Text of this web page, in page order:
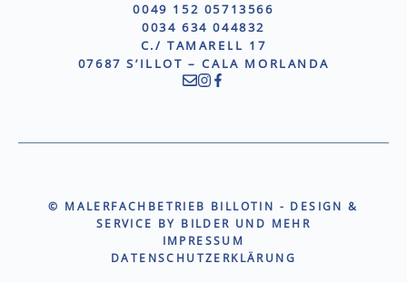
0049 152 05713566
0034 634 044832
C./ TAMARELL 17
07687 S’ILLOT – CALA MORLANDA
© MALERFACHBETRIEB BILLOTIN - DESIGN &
SERVICE BY BILDER UND MEHR
IMPRESSUM
DATENSCHUTZERKLÄRUNG